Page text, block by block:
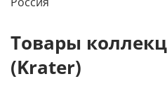
Товары
(Krater)